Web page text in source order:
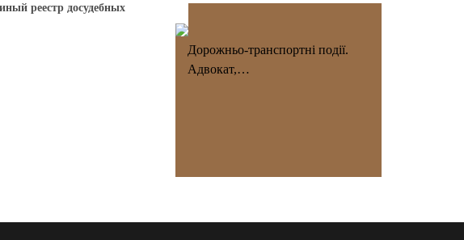
реестр досудебных
Дорожньо-транспортні події.
Адвокат,…